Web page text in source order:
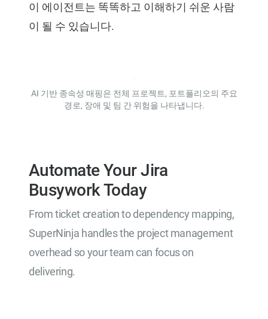
이 에이전트는 똑똑하고 이해하기 쉬운 사람
이 될 수 있습니다.
AI 기반 종속성 매핑은 전체 프로젝트, 포트폴리오의 주요
경로, 장애 및 팀 간 위험을 나타냅니다.
Automate Your Jira
Busywork Today
From ticket creation to dependency mapping,
SuperNinja handles the project management
overhead so your team can focus on
delivering.